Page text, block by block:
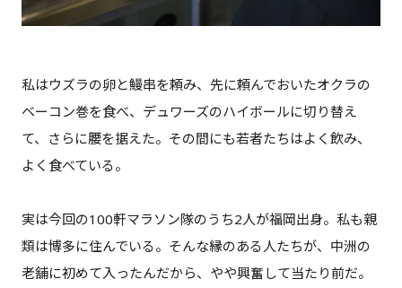
私はウズラの卵と鰻串を頼み、先に頼んでおいたオクラの
ベーコン巻を食べ、デュワーズのハイボールに切り替え
て、さらに腰を据えた。その間にも若者たちはよく飲み、
よく食べている。
実は今回の100軒マラソン隊のうち2人が福岡出身。私も親
類は博多に住んでいる。そんな縁のある人たちが、中洲の
老舗に初めて入ったんだから、やや興奮して当たり前だ。